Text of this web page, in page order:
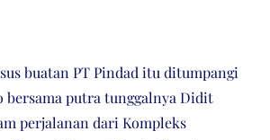
buatan PT Pindad itu ditumpangi
bersama putra tunggalnya Didit
perjalanan dari Kompleks